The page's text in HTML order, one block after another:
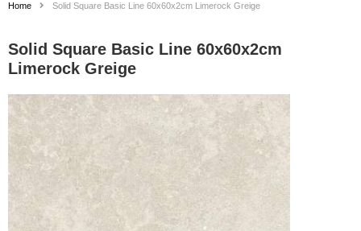
Home Solid Square Basic Line 60x60x2cm Limerock Greige
Solid Square Basic Line 60x60x2cm
Limerock Greige